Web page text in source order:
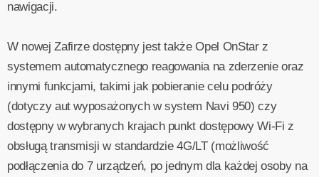
nawigacji.
W nowej Zafirze dostępny jest także Opel OnStar z
systemem automatycznego reagowania na zderzenie oraz
innymi funkcjami, takimi jak pobieranie celu podróży
(dotyczy aut wyposażonych w system Navi 950) czy
dostępny w wybranych krajach punkt dostępowy Wi‑Fi z
obsługą transmisji w standardzie 4G/LT (możliwość
podłączenia do 7 urządzeń, po jednym dla każdej osoby na